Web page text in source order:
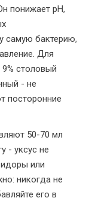
понижает pH,
самую бактерию,
Для
столовый
- не
посторонние
50-70 мл
- уксус не
или
никогда не
его в